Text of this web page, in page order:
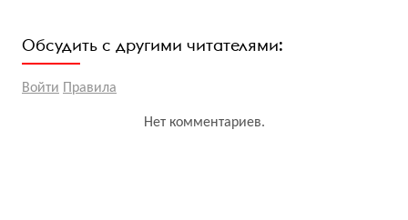
Обсудить с другими читателями:
Войти Правила
Нет комментариев.